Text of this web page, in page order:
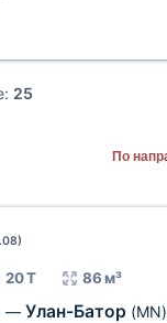
25
По
20 Т 86 м³
— Улан-Батор (MN)